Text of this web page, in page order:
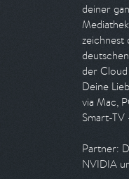
deiner
zeichnest
der
Deine
via Mac,
Smart-TV
Partner:
NVIDIA